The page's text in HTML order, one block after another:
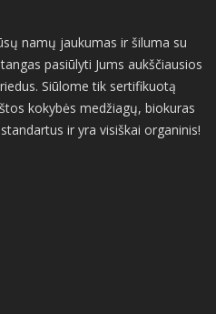
namų jaukumas ir šiluma su
pasiūlyti Jums aukščiausios
Siūlome tik sertifikuotą
kokybės medžiagų, biokuras
ir yra visiškai organinis!